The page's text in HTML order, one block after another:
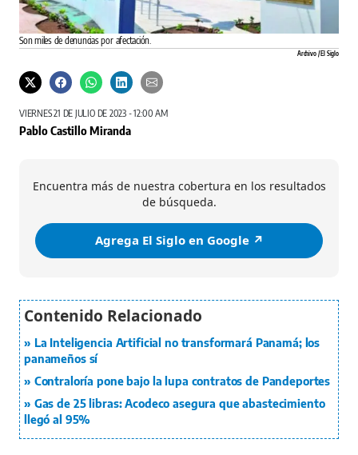
Son miles de denuncias por afectación.
Archivo / El Siglo
VIERNES 21 DE JULIO DE 2023 - 12:00 AM
Pablo Castillo Miranda
Encuentra más de nuestra cobertura en los resultados
de búsqueda.
Agrega El Siglo en Google ↗️
La Inteligencia Artificial no transformará Panamá; los
panameños sí
Contraloría pone bajo la lupa contratos de Pandeportes
Gas de 25 libras: Acodeco asegura que abastecimiento
llegó al 95%